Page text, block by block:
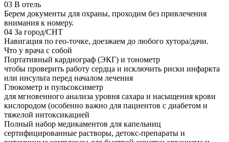
03 В отель
Берем документы для охраны, проходим без привлечения
внимания к номеру.
04 За город/СНТ
Навигация по гео-точке, доезжаем до любого хутора/дачи.
Что у врача с собой
Портативный кардиограф (ЭКГ) и тонометр
чтобы проверить работу сердца и исключить риски инфаркта
или инсульта перед началом лечения
Глюкометр и пульсоксиметр
для мгновенного анализа уровня сахара и насыщения крови
кислородом (особенно важно для пациентов с диабетом и
тяжелой интоксикацией
Полный набор медикаментов для капельниц
сертифицированные растворы, детокс-препараты и